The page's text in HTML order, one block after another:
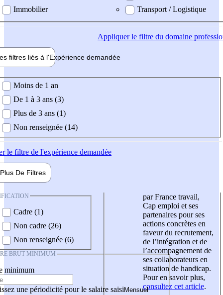
Immobilier
Transport / Logistique
Appliquerle filtre du domaine
filtres liés à l'Expérience demandée
demandée
Moins de 1 an
De 1 à 3 ans (3)
Plus de 3 ans (1)
Non renseignée (14)
le filtre de l'expérience demandée
Plus De Filtres
Cadre (1)
Non cadre (26)
Non renseignée (6)
BRUT MINIMUM
minimum
une périodicité pour le salaire saisi
par France travail,
Cap emploi et ses
partenaires pour ses
actions concrètes en
faveur du recrutement,
de l’intégration et de
l’accompagnement de
ses collaborateurs en
situation de handicap.
Pour en savoir plus,
consultez cet article.